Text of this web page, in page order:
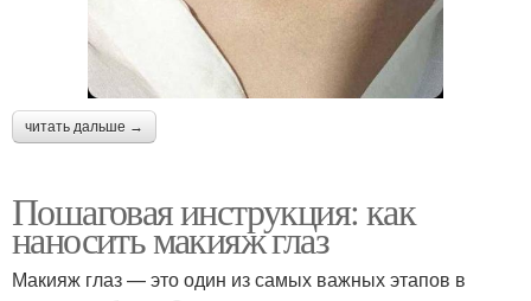
читать дальше →
Пошаговая инструкция: как
наносить макияж глаз
Макияж глаз — это один из самых важных этапов в